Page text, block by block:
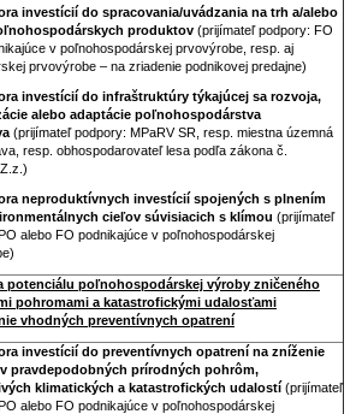
investícií do spracovania/uvádzania na trh a/alebo
produktov (prijímateľ podpory: FO
v poľnohospodárskej prvovýrobe, resp. aj
prvovýrobe – na zriadenie podnikovej predajne)
investícií do infraštruktúry týkajúcej sa rozvoja,
alebo adaptácie poľnohospodárstva
(prijímateľ podpory: MPaRV SR, resp. miestna územná
resp. obhospodarovateľ lesa podľa zákona č.
neproduktívnych investícií spojených s plnením
cieľov súvisiacich s klímou (prijímateľ
alebo FO podnikajúce v poľnohospodárskej
potenciálu poľnohospodárskej výroby zničeného
pohromami a katastrofickými udalosťami
vhodných preventívnych opatrení
investícií do preventívnych opatrení na zníženie
pravdepodobných prírodných pohrôm,
klimatických a katastrofických udalostí (prijímateľ
alebo FO podnikajúce v poľnohospodárskej